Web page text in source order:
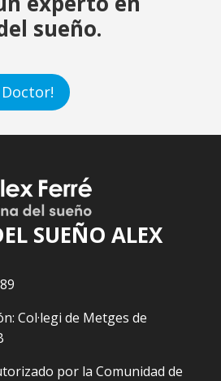
sueño.
SUEÑO ALEX
Col·legi de Metges de
por la Comunidad de